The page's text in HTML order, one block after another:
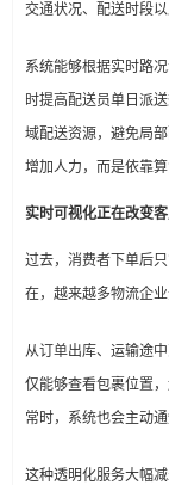
交通状况、配送时段
系统能够根据实时路
时提高配送员单日派
域配送资源，避免局
增加人力，而是依靠算
实时可视化正在改变
过去，消费者下单后
在，越来越多物流企
从订单出库、运输途
仅能够查看包裹位置
常时，系统也会主动
这种透明化服务大幅